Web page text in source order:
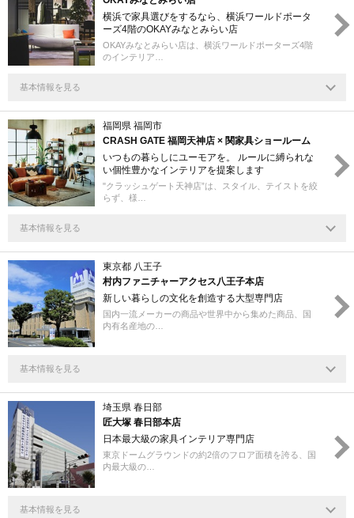
横浜で家具選びをするなら、横浜ワールドポータ
ーズ4階のOKAYみなとみらい店
OKAYみなとみらい店は、横浜ワールドポーターズ4階
のインテリア…
基本情報を見る
福岡県 福岡市
CRASH GATE 福岡天神店 × 関家具ショールーム
いつもの暮らしにユーモアを。 ルールに縛られな
い個性豊かなインテリアを提案します
"クラッシュゲート天神店”は、スタイル、テイストを絞
らず、様…
基本情報を見る
東京都 八王子
村内ファニチャーアクセス八王子本店
新しい暮らしの文化を創造する大型専門店
国内一流メーカーの商品や世界中から集めた商品、国
内有名産地の…
基本情報を見る
埼玉県 春日部
匠大塚 春日部本店
日本最大級の家具インテリア専門店
東京ドームグラウンドの約2倍のフロア面積を誇る、国
内最大級の…
基本情報を見る